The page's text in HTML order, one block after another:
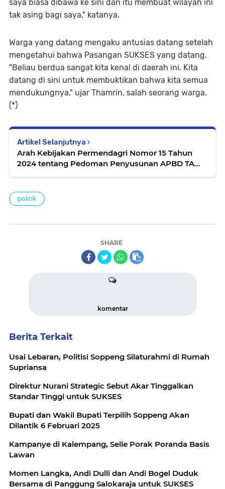
saya biasa dibawa ke sini dan itu membuat wilayah ini
tak asing bagi saya," katanya.
Warga yang datang mengaku antusias datang setelah
mengetahui bahwa Pasangan SUKSES yang datang.
"Beliau berdua sangat kita kenal di daerah ini. Kita
datang di sini untuk membuktikan bahwa kita semua
mendukungnya," ujar Thamrin, salah seorang warga.
(*)
Artikel Selanjutnya
Arah Kebijakan Permendagri Nomor 15 Tahun
2024 tentang Pedoman Penyusunan APBD TA
politik
SHARE
komentar
Berita Terkait
Usai Lebaran, Politisi Soppeng Silaturahmi di Rumah
Supriansa
Direktur Nurani Strategic Sebut Akar Tinggalkan
Standar Tinggi untuk SUKSES
Bupati dan Wakil Bupati Terpilih Soppeng Akan
Dilantik 6 Februari 2025
Kampanye di Kalempang, Selle Porak Poranda Basis
Lawan
Momen Langka, Andi Dulli dan Andi Bogel Duduk
Bersama di Panggung Salokaraja untuk SUKSES